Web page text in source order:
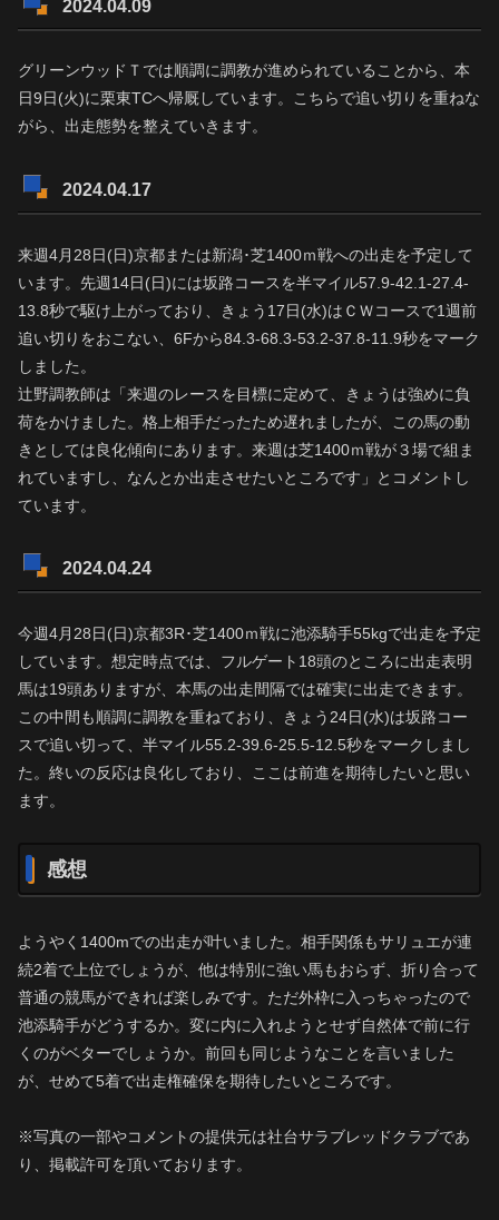
2024.04.09
グリーンウッドＴでは順調に調教が進められていることから、本
日9日(火)に栗東TCへ帰厩しています。こちらで追い切りを重ねな
がら、出走態勢を整えていきます。
2024.04.17
来週4月28日(日)京都または新潟･芝1400ｍ戦への出走を予定して
います。先週14日(日)には坂路コースを半マイル57.9-42.1-27.4-
13.8秒で駆け上がっており、きょう17日(水)はＣＷコースで1週前
追い切りをおこない、6Fから84.3-68.3-53.2-37.8-11.9秒をマーク
しました。
辻野調教師は「来週のレースを目標に定めて、きょうは強めに負
荷をかけました。格上相手だったため遅れましたが、この馬の動
きとしては良化傾向にあります。来週は芝1400ｍ戦が３場で組ま
れていますし、なんとか出走させたいところです」とコメントし
ています。
2024.04.24
今週4月28日(日)京都3R･芝1400ｍ戦に池添騎手55kgで出走を予定
しています。想定時点では、フルゲート18頭のところに出走表明
馬は19頭ありますが、本馬の出走間隔では確実に出走できます。
この中間も順調に調教を重ねており、きょう24日(水)は坂路コー
スで追い切って、半マイル55.2-39.6-25.5-12.5秒をマークしまし
た。終いの反応は良化しており、ここは前進を期待したいと思い
ます。
感想
ようやく1400mでの出走が叶いました。相手関係もサリュエが連
続2着で上位でしょうが、他は特別に強い馬もおらず、折り合って
普通の競馬ができれば楽しみです。ただ外枠に入っちゃったので
池添騎手がどうするか。変に内に入れようとせず自然体で前に行
くのがベターでしょうか。前回も同じようなことを言いました
が、せめて5着で出走権確保を期待したいところです。
※写真の一部やコメントの提供元は社台サラブレッドクラブであ
り、掲載許可を頂いております。